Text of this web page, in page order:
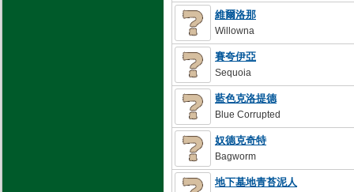
維爾洛那
Willowna
賽夸伊亞
Sequoia
藍色克洛提德
Blue Corrupted
奴德克奇特
Bagworm
地下墓地青苔泥人